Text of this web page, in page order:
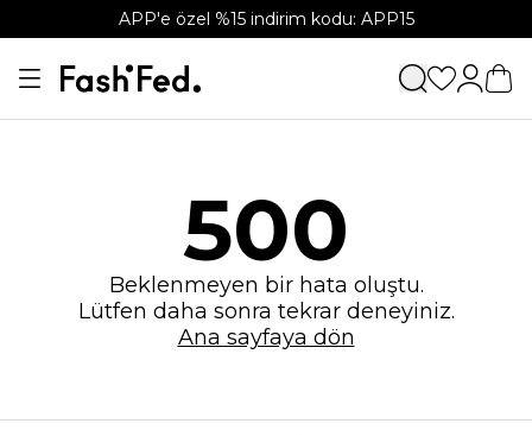
APP'e özel %15 indirim kodu: APP15
500
Beklenmeyen bir hata oluştu.
Lütfen daha sonra tekrar deneyiniz.
Ana sayfaya dön